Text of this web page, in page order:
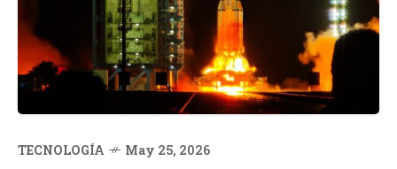
TECNOLOGÍA May 25, 2026